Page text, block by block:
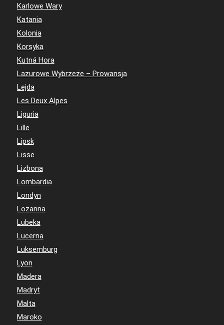
Karlowe Wary
Katania
Kolonia
Korsyka
Kutná Hora
Lazurowe Wybrzeże – Prowansja
Lejda
Les Deux Alpes
Liguria
Lille
Lipsk
Lisse
Lizbona
Lombardia
Londyn
Lozanna
Lubeka
Lucerna
Luksemburg
Lyon
Madera
Madryt
Malta
Maroko